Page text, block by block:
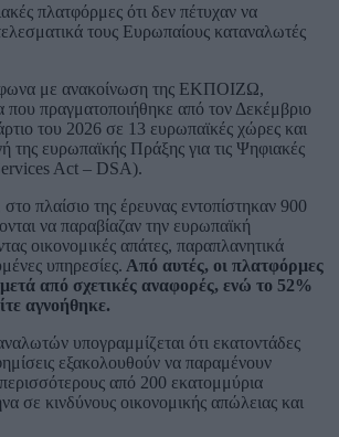
πλατφόρμες ότι δεν πέτυχαν να
τους Ευρωπαίους καταναλωτές
με ανακοίνωση της ΕΚΠΟΙΖΩ,
που πραγματοποιήθηκε από τον Δεκέμβριο
του 2026 σε 13 ευρωπαϊκές χώρες και
της ευρωπαϊκής Πράξης για τις Ψηφιακές
Act – DSA).
πλαίσιο της έρευνας εντοπίστηκαν 900
να παραβίαζαν την ευρωπαϊκή
οικονομικές απάτες, παραπλανητικά
υπηρεσίες. Από αυτές, οι πλατφόρμες
από σχετικές αναφορές, ενώ το 52%
αγνοήθηκε.
υπογραμμίζεται ότι εκατοντάδες
εξακολουθούν να παραμένουν
από 200 εκατομμύρια
σε κινδύνους οικονομικής απώλειας και